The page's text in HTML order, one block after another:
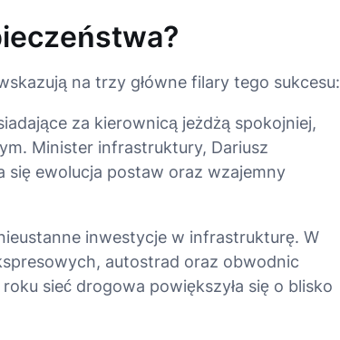
na trzy główne filary tego sukcesu:
za kierownicą jeżdżą spokojniej,
. Minister infrastruktury, Dariusz
się ewolucja postaw oraz wzajemny
inwestycje w infrastrukturę. W
autostrad oraz obwodnic
sieć drogowa powiększyła się o blisko